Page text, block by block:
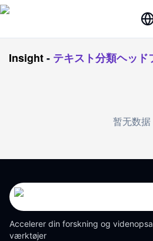
Insight- テキスト分類ヘッ
暂无数据
Accelerer din forskning og
værktøjer